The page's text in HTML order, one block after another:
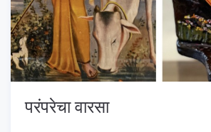
परंपरेचा वारसा